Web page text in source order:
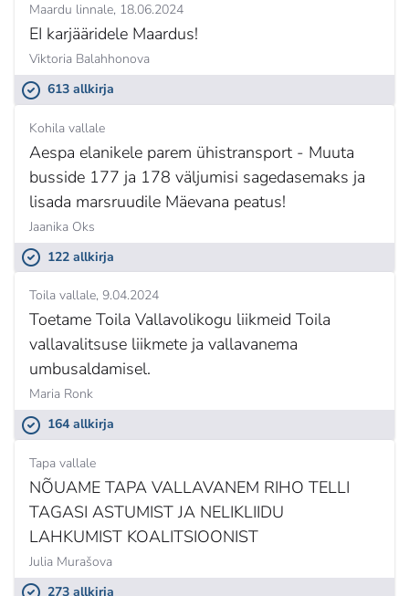
Maardu linnale 18.06.2024
EI karjääridele Maardus!
Viktoria Balahhonova
613 allkirja
Kohila vallale
Aespa elanikele parem ühistransport - Muuta
busside 177 ja 178 väljumisi sagedasemaks ja
lisada marsruudile Mäevana peatus!
Jaanika Oks
122 allkirja
Toila vallale 9.04.2024
Toetame Toila Vallavolikogu liikmeid Toila
vallavalitsuse liikmete ja vallavanema
umbusaldamisel.
Maria Ronk
164 allkirja
Tapa vallale
NÕUAME TAPA VALLAVANEM RIHO TELLI
TAGASI ASTUMIST JA NELIKLIIDU
LAHKUMIST KOALITSIOONIST
Julia Murašova
273 allkirja